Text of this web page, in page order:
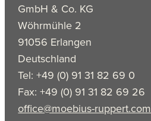
GmbH & Co. KG
Wöhrmühle 2
91056 Erlangen
Deutschland
Tel: +49 (0) 91 31 82 69 0
Fax: +49 (0) 91 31 82 69 26
office@moebius-ruppert.com